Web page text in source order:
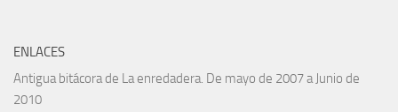
ENLACES
Antigua bitácora de La enredadera. De mayo de 2007 a Junio de
2010